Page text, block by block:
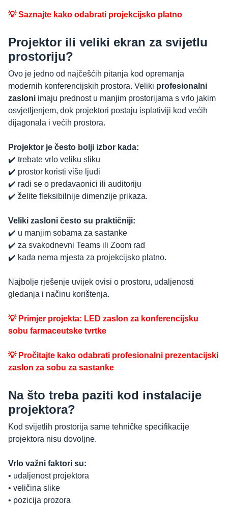
💡 Saznajte kako odabrati projekcijsko platno
Projektor ili veliki ekran za svijetlu
prostoriju?
Ovo je jedno od najčešćih pitanja kod opremanja
modernih konferencijskih prostora. Veliki profesionalni
zasloni imaju prednost u manjim prostorijama s vrlo jakim
osvjetljenjem, dok projektori postaju isplativiji kod većih
dijagonala i većih prostora.
Projektor je često bolji izbor kada:
✔️ trebate vrlo veliku sliku
✔️ prostor koristi više ljudi
✔️ radi se o predavaonici ili auditoriju
✔️ želite fleksibilnije dimenzije prikaza.
Veliki zasloni često su praktičniji:
✔️ u manjim sobama za sastanke
✔️ za svakodnevni Teams ili Zoom rad
✔️ kada nema mjesta za projekcijsko platno.
Najbolje rješenje uvijek ovisi o prostoru, udaljenosti
gledanja i načinu korištenja.
💡 Primjer projekta: LED zaslon za konferencijsku
sobu farmaceutske tvrtke
💡 Pročitajte kako odabrati profesionalni prezentacijski
zaslon za sobu za sastanke
Na što treba paziti kod instalacije
projektora?
Kod svijetlih prostorija same tehničke specifikacije
projektora nisu dovoljne.
Vrlo važni faktori su:
• udaljenost projektora
• veličina slike
• pozicija prozora